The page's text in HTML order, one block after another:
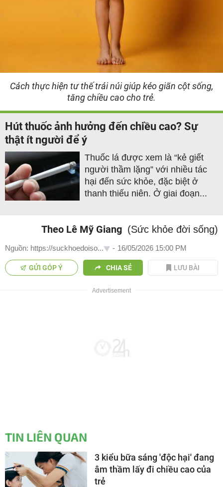
Cách thực hiện tư thế trái núi giúp kéo giãn cột sống,
tăng chiều cao cho trẻ.
Hút thuốc ảnh hưởng đến chiều cao? Sự
thật ít người để ý
Thuốc lá được xem là “kẻ giết
người thầm lặng” với nhiều tác
hại đến sức khỏe, đặc biệt ở
thanh thiếu niên. Ở giai đoạn...
Theo Lê Mỹ Giang (Sức khỏe đời sống)
Nguồn: https://suckhoedoiso... - 16/05/2026 15:00 PM
GỬI GÓP Ý CHIA SẺ LƯU BÀI
TIN LIÊN QUAN
3 kiểu bữa sáng 'độc hại' đang
âm thầm lấy đi chiều cao của
trẻ